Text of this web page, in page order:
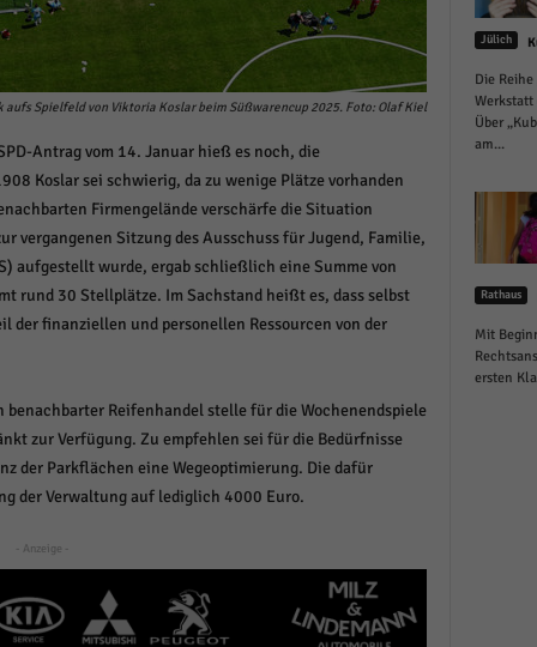
aufs Spielfeld von Viktoria Koslar beim Süßwarencup 2025. Foto: Olaf Kiel
Antrag vom 14. Januar hieß es noch, die
Koslar sei schwierig, da zu wenige Plätze vorhanden
Firmengelände verschärfe die Situation
vergangenen Sitzung des Ausschuss für Jugend, Familie,
aufgestellt wurde, ergab schließlich eine Summe von
rund 30 Stellplätze. Im Sachstand heißt es, dass selbst
der finanziellen und personellen Ressourcen von der
benachbarter Reifenhandel stelle für die Wochenendspiele
zur Verfügung. Zu empfehlen sei für die Bedürfnisse
der Parkflächen eine Wegeoptimierung. Die dafür
der Verwaltung auf lediglich 4000 Euro.
- Anzeige -
Jülich
Die
Werkstatt
Über
am...
Rathaus
Mit
ersten
(1)
Cookies ermöglichen grundlegende Funktionen und sind für die einwandfreie
der Website erforderlich.
(1)
Cookies erfassen Informationen anonym. Diese Informationen helfen uns zu
Besucher unsere Website nutzen.
Cookie-Informationen anzeigen
(1)
Cookies werden von Drittanbietern oder Publishern verwendet, um personalisierte
Medien (6)
Einwilligung mehr.
Cookie-Informationen anzeigen
Borlabs Cookie Datenschutzerklärung